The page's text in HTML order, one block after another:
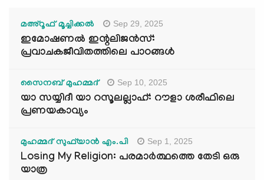
മഅ്റൂഫ് മൂച്ചിക്കല്‍ Sep 29, 2025
ഇമോഷണൽ ഇന്റലിജൻസ്:
പ്രവാചകജീവിതത്തിലെ പാഠങ്ങൾ
സൈനബ് മുഹമ്മദ് Sep 10, 2025
യാ സയ്യിദീ യാ റസൂലല്ലാഹ്: റൗളാ ശരീഫിലെ
പ്രണയകാവ്യം
മുഹമ്മദ് സുഫ്‌യാൻ എം.പി Sep 1, 2025
Losing My Religion: പരമാർത്ഥത്തെ തേടി ഒരു
യാത്ര